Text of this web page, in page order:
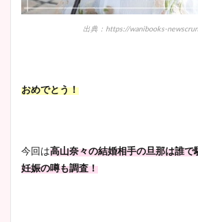
出典：https://wanibooks-
おめでとう！
今回は高山奈々の結婚相手の旦那は誰で
妊娠の噂も調査！